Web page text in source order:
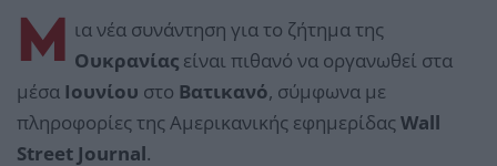
Μ
ια νέα συνάντηση για το ζήτημα της
Ουκρανίας είναι πιθανό να οργανωθεί στα
μέσα Ιουνίου στο Βατικανό, σύμφωνα με
πληροφορίες της Αμερικανικής εφημερίδας Wall
Street Journal.